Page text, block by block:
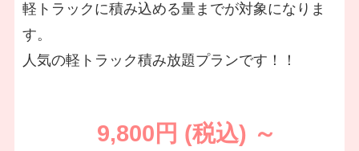
軽トラックに積み込める量までが対象になりま
す。
人気の軽トラック積み放題プランです！！
9,800円 (税込) ～